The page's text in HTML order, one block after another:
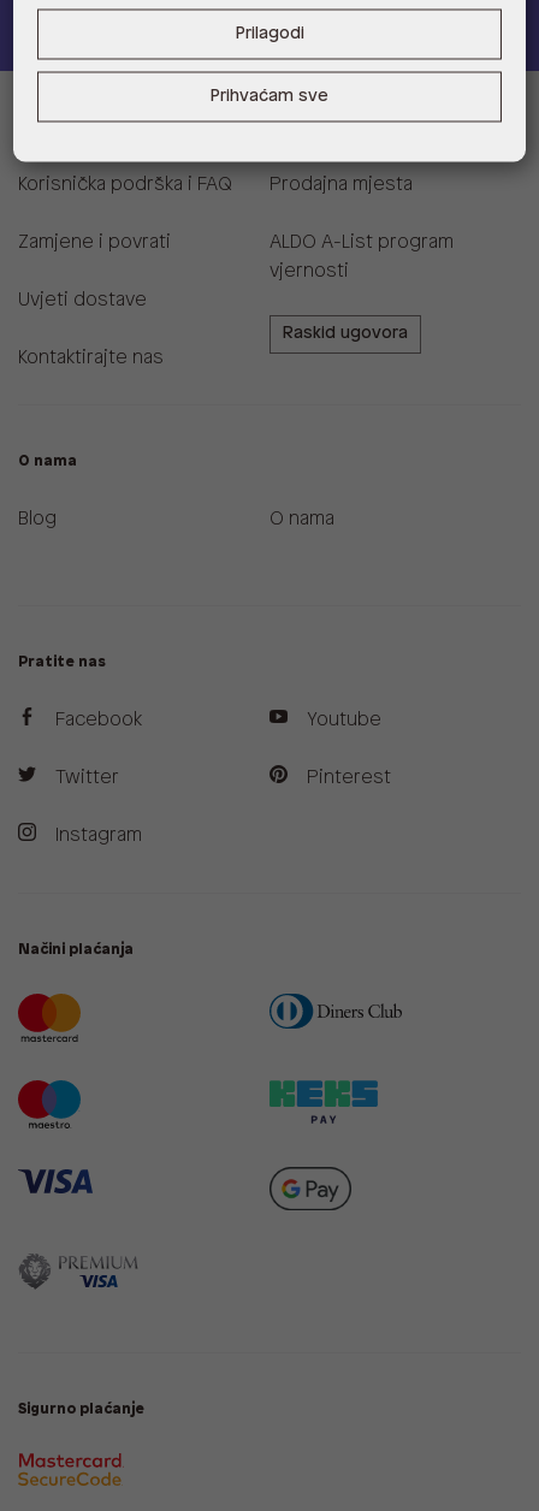
Informacije za kupce
Korisnička podrška i FAQ
Zamjene i povrati
Uvjeti dostave
Kontaktirajte nas
Prodajna mjesta
ALDO A-List program
vjernosti
Raskid ugovora
O nama
Blog O nama
Pratite nas
Facebook
Twitter
Instagram
Youtube
Pinterest
Načini plaćanja
Sigurno plaćanje
Prilagodi
Prihvaćam sve